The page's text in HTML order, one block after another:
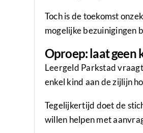
Toch is de toekomst
mogelijke bezuinigingen
Oproep: laat geen
Leergeld Parkstad
enkel kind aan de zijlijn
Tegelijkertijd doet de
willen helpen met